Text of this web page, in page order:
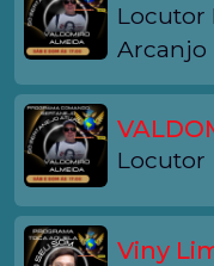
Locutor
Arcanjo
Locutor
Viny